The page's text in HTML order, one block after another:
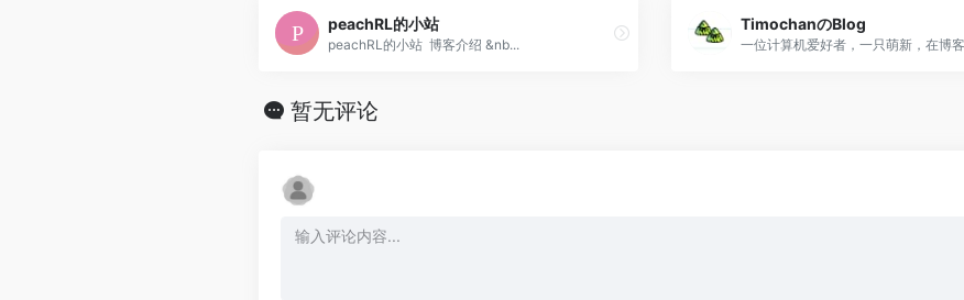
peachRL的小站
peachRL的小站 博客介绍 &nb...
TimochanのBlog
暂无评论